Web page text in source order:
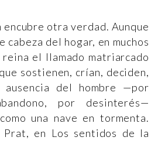
otra verdad. Aunque
cabeza del hogar, en muchos
reina el llamado matriarcado
sostienen, crían, deciden,
del hombre —por
por desinterés—
una nave en tormenta.
Prat, en Los sentidos de la